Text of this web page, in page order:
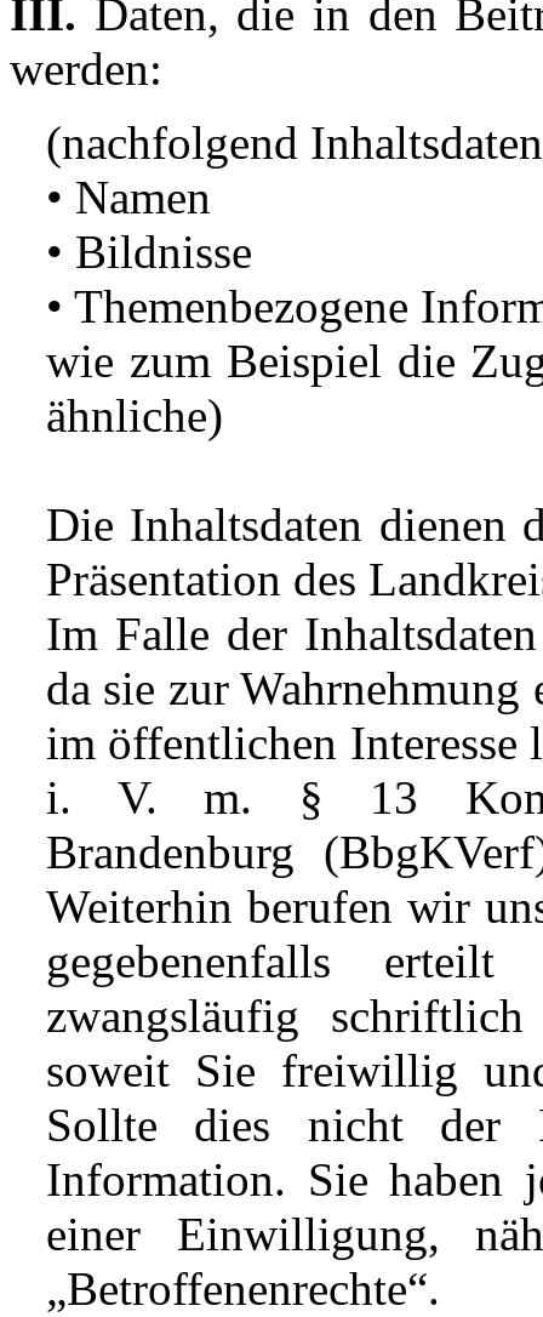
III. Daten, die in den
werden:
(nachfolgend
• Namen
• Bildnisse
• Themenbezogene
wie zum Beispiel die
ähnliche)
Die Inhaltsdaten dienen
Präsentation des
Im Falle der
da sie zur
im öffentlichen
i. V. m. § 13
Brandenburg
Weiterhin berufen wir
gegebenenfalls
zwangsläufig
soweit Sie freiwillig
Sollte dies nicht
Information. Sie haben
einer Einwilligung,
„Betroffenenrechte“.